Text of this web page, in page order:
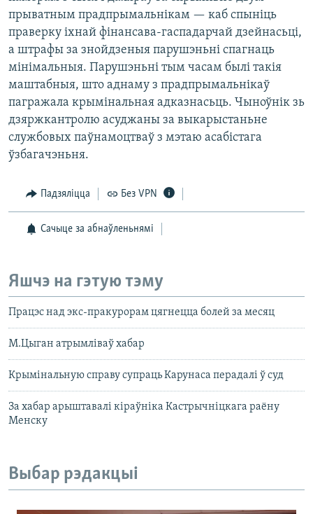
прыватным прадпрымальнікам — каб спыніць
праверку іхнай фінансава-гаспадарчай дзейнасьці,
а штрафы за знойдзеныя парушэньні спагнаць
мінімальныя. Парушэньні тым часам былі такія
маштабныя, што аднаму з прадпрымальнікаў
пагражала крымінальная адказнасьць. Чыноўнік зь
дзяржкантролю асуджаны за выкарыстаньне
службовых паўнамоцтваў з мэтаю асабістага
ўзбагачэньня.
Падзяліцца Без VPN
Сачыце за абнаўленьнямі
Яшчэ на гэтую тэму
Працэс над экс-пракурорам цягнецца болей за месяц
M.Цыган атрымліваў хабар
Крымінальную справу супраць Карунаса перадалі ў суд
За хабар арыштавалі кіраўніка Кастрычніцкага раёну
Менску
Выбар рэдакцыі